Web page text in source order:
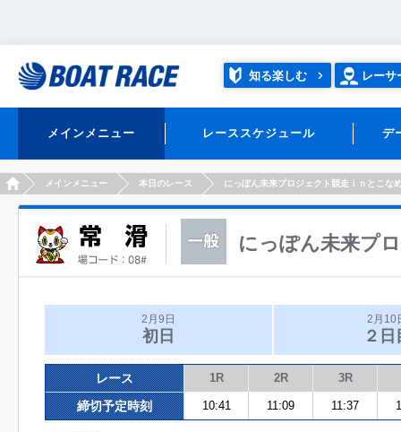
知る楽しむ レーサ
メインメニュー レーススケジュール デ
HOMEメインメニュー 本日のレース にっぽん未来プロジェクト競走ｉｎとこな
にっぽん未来プ
2月9日
初日
2月10
２日
レース 1R 2R 3R
締切予定時刻 10:41 11:09 11:37